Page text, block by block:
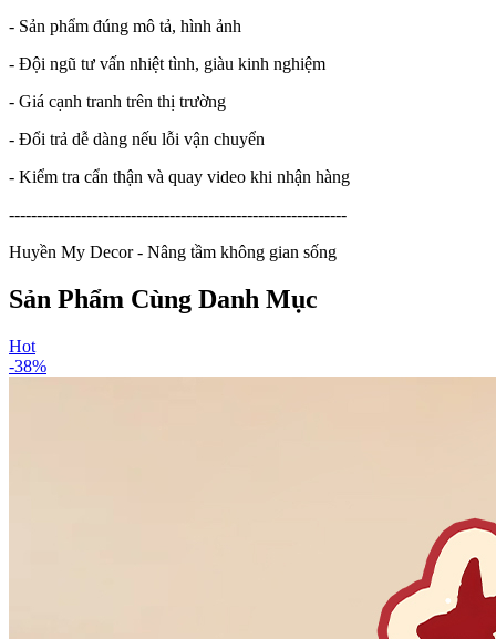
- Sản phẩm đúng mô tả, hình ảnh
- Đội ngũ tư vấn nhiệt tình, giàu kinh nghiệm
- Giá cạnh tranh trên thị trường
- Đổi trả dễ dàng nếu lỗi vận chuyển
- Kiểm tra cẩn thận và quay video khi nhận hàng
-------------------------------------------------------------
Huyền My Decor - Nâng tầm không gian sống
Sản Phẩm Cùng Danh Mục
Hot
-38%